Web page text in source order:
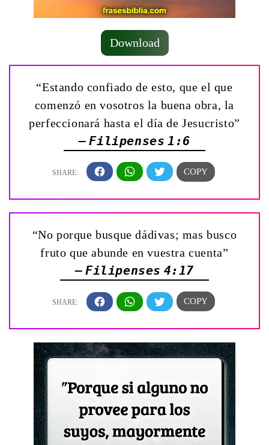
Download
“Estando confiado de esto, que el que
comenzó en vosotros la buena obra, la
perfeccionará hasta el día de Jesucristo”
— Filipenses 1:6
“No porque busque dádivas; mas busco
fruto que abunde en vuestra cuenta”
— Filipenses 4:17